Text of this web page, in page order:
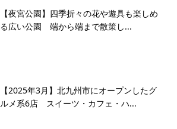
【夜宮公園】四季折々の花や遊具も楽しめ
る広い公園 端から端まで散策し...
【2025年3月】北九州市にオープンしたグ
ルメ系6店 スイーツ・カフェ・ハ...